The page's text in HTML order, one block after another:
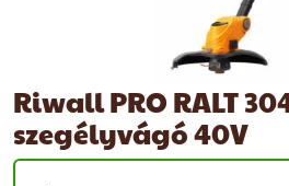
Riwall PRO RALT
szegélyvágó 40V